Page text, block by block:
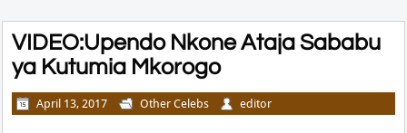
VIDEO:Upendo Nkone Ataja Sababu
ya Kutumia Mkorogo
April 13, 2017 Other Celebs editor